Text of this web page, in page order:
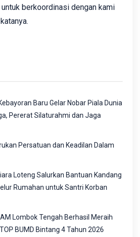
berkoordinasi dengan kami
Baru Gelar Nobar Piala Dunia
Pererat Silaturahmi dan Jaga
Persatuan dan Keadilan Dalam
Loteng Salurkan Bantuan Kandang
Rumahan untuk Santri Korban
Lombok Tengah Berhasil Meraih
BUMD Bintang 4 Tahun 2026